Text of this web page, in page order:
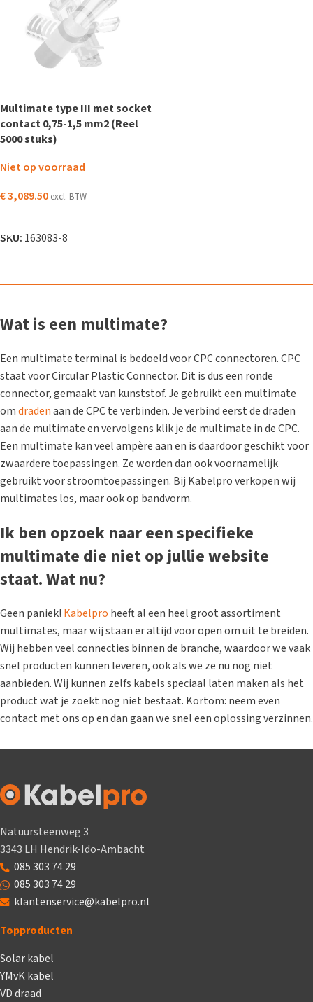
Multimate type III met socket
contact 0,75-1,5 mm2 (Reel
5000 stuks)
Niet op voorraad
€3,089.50 excl. BTW
SKU: 163083-8
Wat is een multimate?
Een multimate terminal is bedoeld voor CPC connectoren. CPC
staat voor Circular Plastic Connector. Dit is dus een ronde
connector, gemaakt van kunststof. Je gebruikt een multimate
omdradenaan de CPC te verbinden. Je verbind eerst de draden
aan de multimate en vervolgens klik je de multimate in de CPC.
Een multimate kan veel ampère aan en is daardoor geschikt voor
zwaardere toepassingen. Ze worden dan ook voornamelijk
gebruikt voor stroomtoepassingen. Bij Kabelpro verkopen wij
multimates los, maar ook op bandvorm.
Ik ben opzoek naar een specifieke
multimate die niet op jullie website
staat. Wat nu?
Geen paniek! Kabelpro heeft al een heel groot assortiment
multimates, maar wij staan er altijd voor open om uit te breiden.
Wij hebben veel connecties binnen de branche, waardoor we vaak
snel producten kunnen leveren, ook als we ze nu nog niet
aanbieden. Wij kunnen zelfs kabels speciaal laten maken als het
product wat je zoekt nog niet bestaat. Kortom: neem even
contact met ons op en dan gaan we snel een oplossing verzinnen.
Natuursteenweg 3
3343 LH Hendrik-Ido-Ambacht
085 303 74 29
085 303 74 29
klantenservice@kabelpro.nl
Topproducten
Solar kabel
YMvK kabel
VD draad